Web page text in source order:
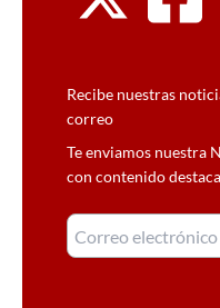
Recibe nuestras
correo
Te enviamos nuestra
con contenido